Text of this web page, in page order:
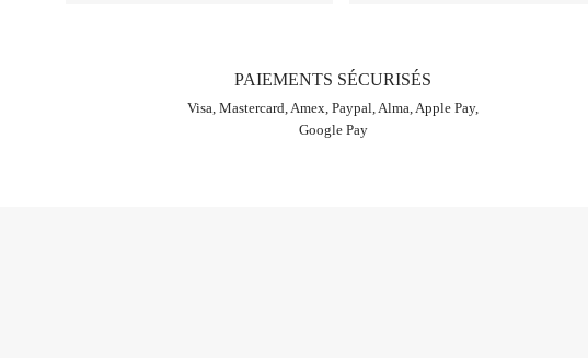
PAIEMENTS SÉCURISÉS
Visa, Mastercard, Amex, Paypal, Alma, Apple Pay,
Google Pay